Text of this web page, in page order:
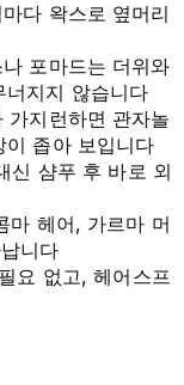
다 왁스로 옆머리
포마드는 더위와
지지 않습니다
지런하면 관자놀
좁아 보입니다
샴푸 후 바로 외
헤어, 가르마 머
니다
요 없고, 헤어스프